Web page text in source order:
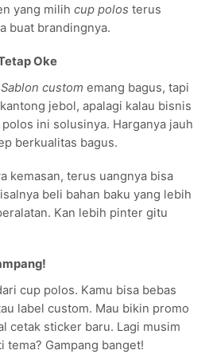
yang milih cup polos terus
buat brandingnya.
Oke
Sablon custom emang bagus, tapi
jebol, apalagi kalau bisnis
ini solusinya. Harganya jauh
berkualitas bagus.
kemasan, terus uangnya bisa
beli bahan baku yang lebih
Kan lebih pinter gitu
cup polos. Kamu bisa bebas
label custom. Mau bikin promo
cetak sticker baru. Lagi musim
tema? Gampang banget!